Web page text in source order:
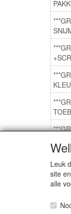
Leuk
site
alle